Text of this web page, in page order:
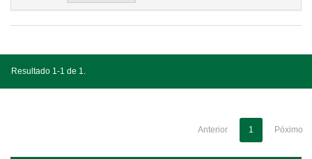
Resultado 1-1 de 1.
Anterior 1 Póximo